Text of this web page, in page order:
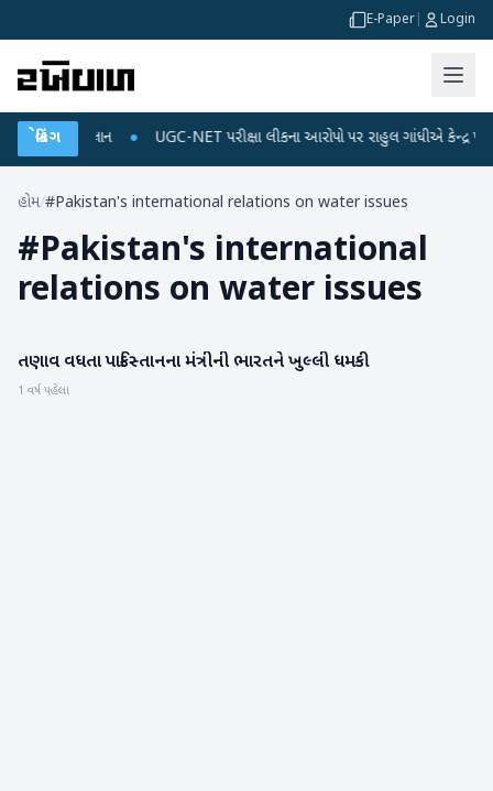
E-Paper Login
બ્રેકિંગ
અને ડેટા પ્લાન ● UGC-NET પરીક્ષા લીકના આરોપો પર રાહુલ ગાંધીએ કેન્દ્ર પર
હોમ/#Pakistan's international relations on water issues
#Pakistan's international
relations on water issues
રાષ્ટ્રીય
તણાવ વધતા પાકિસ્તાનના મંત્રીની ભારતને ખુલ્લી ધમકી
1 વર્ષ પહેલા